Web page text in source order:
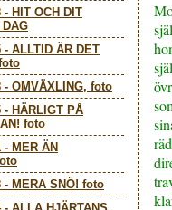
- HIT OCH DIT
DAG
- ALLTID ÄR DET
- OMVÄXLING, foto
- HÄRLIGT PÅ
foto
- MER ÄN
- MERA SNÖ! foto